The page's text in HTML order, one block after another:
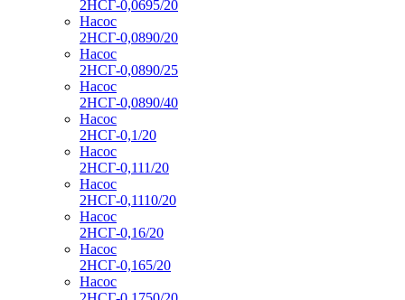
2НСГ-0,0695/20
Насос
2НСГ-0,0890/20
Насос
2НСГ-0,0890/25
Насос
2НСГ-0,0890/40
Насос
2НСГ-0,1/20
Насос
2НСГ-0,111/20
Насос
2НСГ-0,1110/20
Насос
2НСГ-0,16/20
Насос
2НСГ-0,165/20
Насос